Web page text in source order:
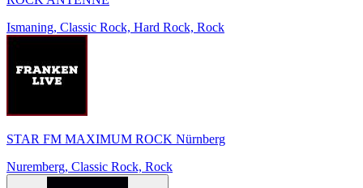
Ismaning, Classic Rock, Hard Rock, Rock
STAR FM MAXIMUM ROCK Nürnberg
Nuremberg, Classic Rock, Rock